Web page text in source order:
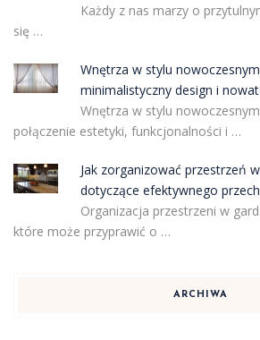
Każdy z nas marzy o
się …
Wnętrza w stylu
minimalistyczny design i
Wnętrza w stylu
połączenie estetyki, funkcjonalności i …
Jak zorganizować przestrzeń
dotyczące efektywnego
Organizacja przestrzeni w
które może przyprawić o …
ARCHIWA